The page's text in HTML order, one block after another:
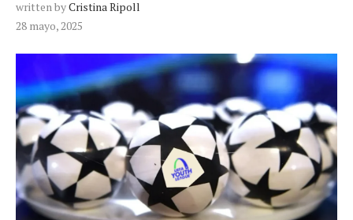
written byCristina Ripoll
28 mayo, 2025